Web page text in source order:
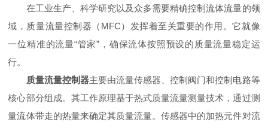
在工业生产、科学研究以及众多需要精确控制流体流量的领
域，质量流量控制器（MFC）发挥着至关重要的作用。它就像
一位精准的流量“管家”，确保流体按照预设的质量流量稳定运
行。
质量流量控制器主要由流量传感器、控制阀门和控制电路等
核心部分组成。其工作原理基于热式质量流量测量技术，通过测
量流体带走的热量来确定其质量流量。传感器中的加热元件对流